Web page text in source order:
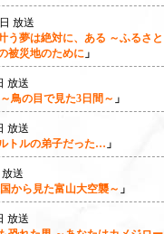
放送
う夢は絶対に、ある ～ふるさと
被災地のために 」
放送
鳥の目で見た3日間～ 」
放送
トルの弟子だった… 」
送
から見た富山大空襲～ 」
放送